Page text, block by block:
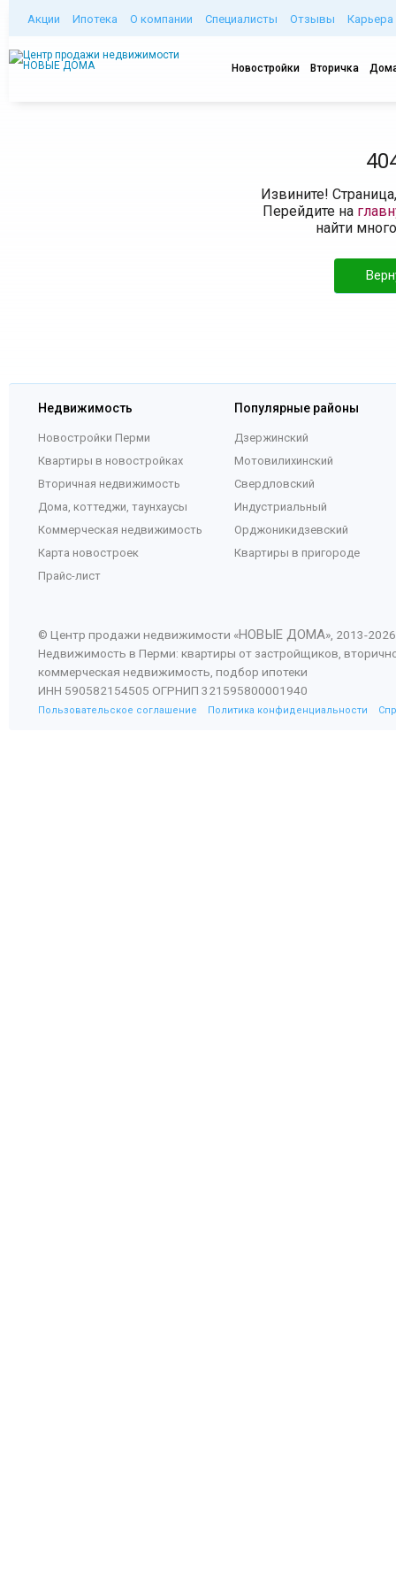
Акции Ипотека О компании Специалисты Отзывы Карьера
Новостройки Вторичка
Извините!
Перейдите на
найти
Недвижимость
Новостройки Перми
Квартиры в новостройках
Вторичная недвижимость
Дома, коттеджи, таунхаусы
Коммерческая недвижимость
Карта новостроек
Прайс-лист
Популярные районы
Дзержинский
Мотовилихинский
Свердловский
Индустриальный
Орджоникидзевский
Квартиры в пригороде
© Центр продажи недвижимости «НОВЫЕ ДОМА», 2013-2026
Недвижимость в Перми: квартиры от застройщиков,
коммерческая недвижимость, подбор ипотеки
ИНН 590582154505 ОГРНИП 321595800001940
Пользовательское соглашение Политика конфиденциальности